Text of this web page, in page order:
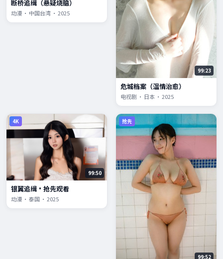
断桥追缉（悬疑烧脑）
动漫 · 中国台湾 · 2025
99:23
危城档案（温情治愈）
电视剧 · 日本 · 2025
4K
99:50
银翼追缉·抢先观看
动漫 · 泰国 · 2025
抢先
99:52